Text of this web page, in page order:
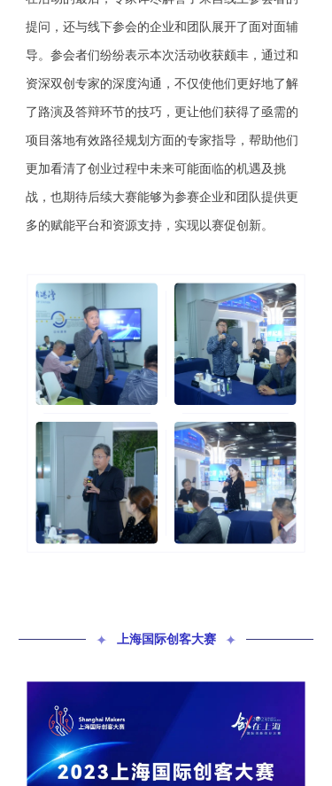
提问，还与线下参会的企业和团队展开了面对面辅
导。 参会者们纷纷表示本次活动收获颇丰，通过和
资深双创专家的深度沟通，不仅使他们更好地了解
了路演及答辩环节的技巧 ，更让他们获得了亟需的
项目落地有效路径规划方面的专家指导 ，帮助他们
更加看清了创业过程中未来可能面临的机遇及挑
战，也期待后续大赛能够为参赛企业和团队提供更
多的赋能平台和资源支持， 实现以赛促创新。
✦ 上海国际创客大赛 ✦